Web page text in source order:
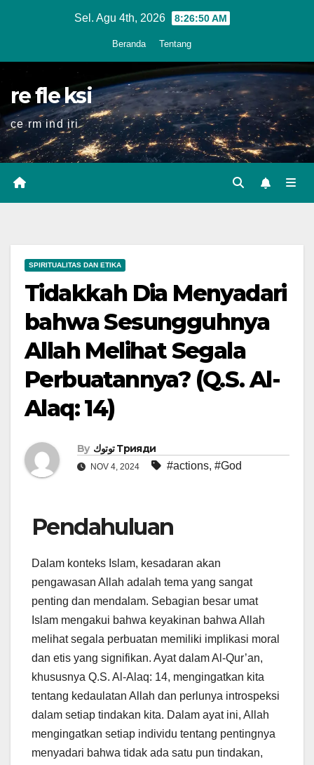
Sel. Agu 4th, 2026 8:26:52 AM
Beranda Tentang
re fle ksi
ce rm ind iri
SPIRITUALITAS DAN ETIKA
Tidakkah Dia Menyadari
bahwa Sesungguhnya
Allah Melihat Segala
Perbuatannya? (Q.S. Al-
Alaq: 14)
By توتوك Трияди
NOV 4, 2024 #actions, #God
Pendahuluan
Dalam konteks Islam, kesadaran akan
pengawasan Allah adalah tema yang sangat
penting dan mendalam. Sebagian besar umat
Islam mengakui bahwa keyakinan bahwa Allah
melihat segala perbuatan memiliki implikasi moral
dan etis yang signifikan. Ayat dalam Al-Qur’an,
khususnya Q.S. Al-Alaq: 14, mengingatkan kita
tentang kedaulatan Allah dan perlunya introspeksi
dalam setiap tindakan kita. Dalam ayat ini, Allah
mengingatkan setiap individu tentang pentingnya
menyadari bahwa tidak ada satu pun tindakan,